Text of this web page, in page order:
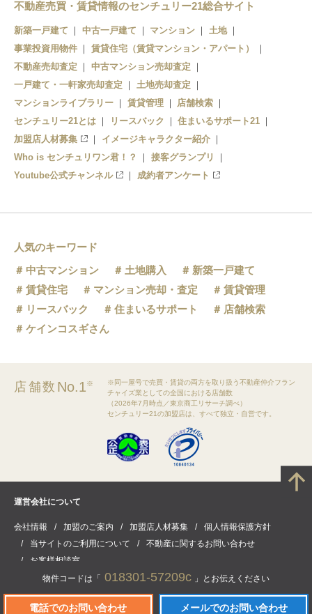
物件コードは「 018301-57209c 」とお伝えください
電話でのお問い合わせ メールでのお問い合わせ
不動産売買・賃貸情報のセンチュリー21総合サイト
新築一戸建て 中古一戸建て マンション
土地
事業投資用物件
賃貸住宅（賃貸マンション・アパート）
不動産売却査定
中古マンション売却査定
一戸建て・一軒家売却査定
土地売却査定
マンションライブラリー
賃貸管理
店舗検索
センチュリー21とは
リースバック
住まいるサポート21
加盟店人材募集
イメージキャラクター紹介
Who is センチュリワン君！？
接客グランプリ
Youtube公式チャンネル
成約者アンケート
人気のキーワード
中古マンション
土地購入
新築一戸建て
賃貸住宅
マンション売却・査定
賃貸管理
リースバック
住まいるサポート
店舗検索
ケインコスギさん
店舗数 No.1※
※同一屋号で売買・賃貸の両方を取り扱う不動産仲介フラン
チャイズ業としての全国における店舗数
（2026年7月時点／東京商工リサーチ調べ）
センチュリー21の加盟店は、すべて独立・自営です。
運営会社について
会社情報 加盟のご案内 加盟店人材募集
個人情報保護方針
当サイトのご利用について
不動産に関するお問い合わせ
お客様相談室